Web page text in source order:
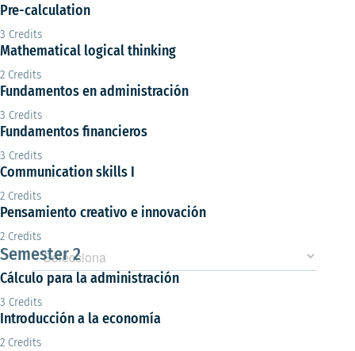
Pre-calculation
3 Credits
Mathematical logical thinking
2 Credits
Fundamentos en administración
3 Credits
Fundamentos financieros
3 Credits
Communication skills I
2 Credits
Pensamiento creativo e innovación
2 Credits
Semester 2
Cálculo para la administración
3 Credits
Introducción a la economía
2 Credits